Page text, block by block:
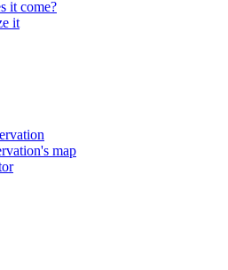
it come?
it
map